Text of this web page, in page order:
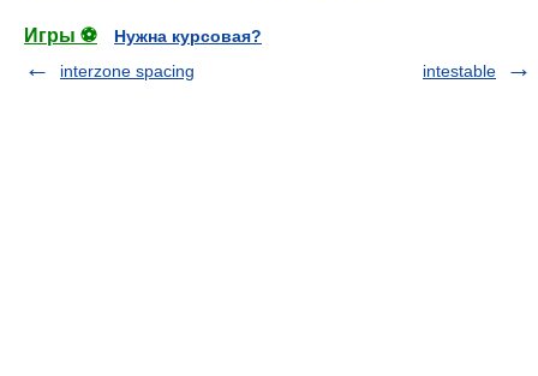
Игры ⚽
Нужна курсовая?
interzone spacing
intestable